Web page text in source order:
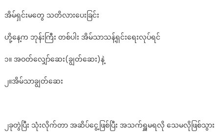
အိမ်ရှင်းမတွေ သတိလားပေးခြင်း
ဟို့နေ့က ဘုန်းကြီး တစ်ပါး အိမ်သာသန့်ရှင်းရေးလုပ်ရင်
၁။ အဝတ်လျှော်ဆေး(ချွတ်ဆေး)နဲ့
၂။အိမ်သာချွတ်ဆေး
၂ခုတွဲပြီး သုံးလိုက်တာ အဆိပ်ငွေ့ဖြစ်ပြီး အသက်ရှူမရလို သေမလိုဖြစ်သွား